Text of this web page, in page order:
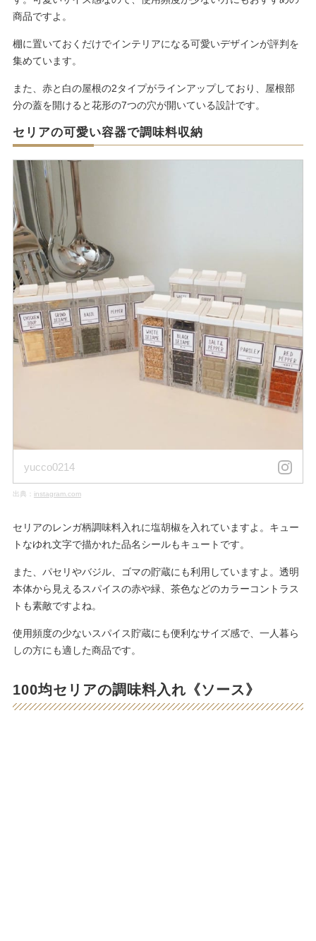
商品ですよ。
棚に置いておくだけでインテリアになる可愛いデザインが評判を
集めています。
また、赤と白の屋根の2タイプがラインアップしており、屋根部
分の蓋を開けると花形の7つの穴が開いている設計です。
セリアの可愛い容器で調味料収納
yucco0214
出典： instagram.com
セリアのレンガ柄調味料入れに塩胡椒を入れていますよ。キュー
トなゆれ文字で描かれた品名シールもキュートです。
また、パセリやバジル、ゴマの貯蔵にも利用していますよ。透明
本体から見えるスパイスの赤や緑、茶色などのカラーコントラス
トも素敵ですよね。
使用頻度の少ないスパイス貯蔵にも便利なサイズ感で、一人暮ら
しの方にも適した商品です。
100均セリアの調味料入れ《ソース》